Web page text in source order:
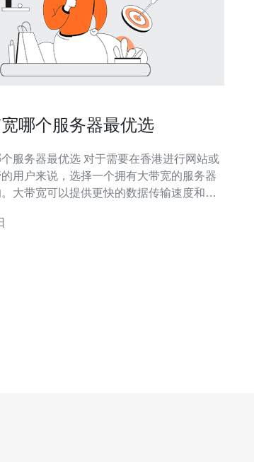
哪个服务器最优选
对于需要在香港进行网站或
用户来说，选择一个拥有大带宽的服务器
大带宽可以提供更快的数据传输速度和更